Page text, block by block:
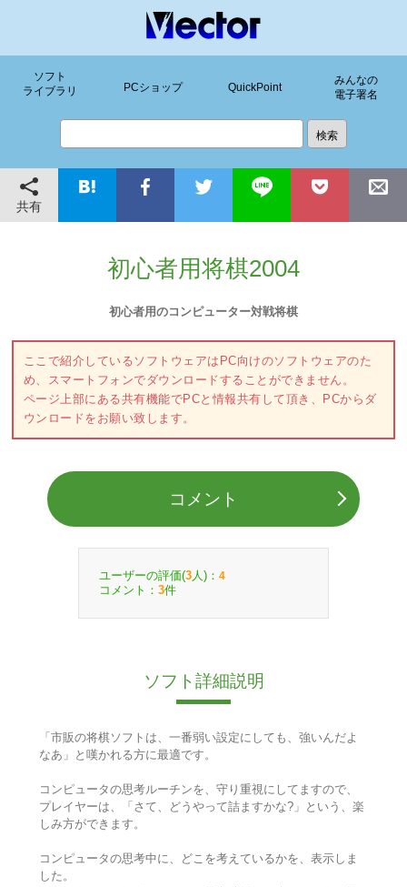
ソフト
ライブラリ
PCショップ QuickPoint
みんなの
電子署名
共有
初心者用将棋2004
初心者用のコンピューター対戦将棋
ここで紹介しているソフトウェアはPC向けのソフトウェアのた
め、スマートフォンでダウンロードすることができません。
ページ上部にある共有機能でPCと情報共有して頂き、PCからダ
ウンロードをお願い致します。
コメント
ユーザーの評価(3 人)： 4
コメント： 3件
ソフト詳細説明
「市販の将棋ソフトは、一番弱い設定にしても、強いんだよ
なあ」と嘆かれる方に最適です。
コンピュータの思考ルーチンを、守り重視にしてますので、
プレイヤーは、「さて、どうやって詰ますかな?」という、楽
しみ方ができます。
コンピュータの思考中に、どこを考えているかを、表示しま
した。